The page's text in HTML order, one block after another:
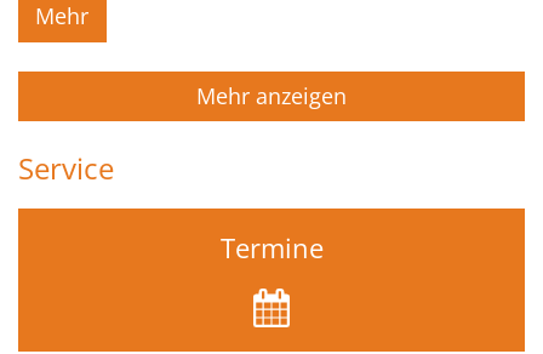
Mehr
Mehr anzeigen
Service
Termine